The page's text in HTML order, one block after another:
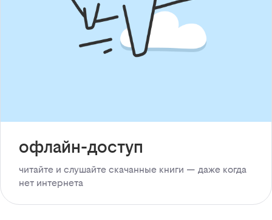
офлайн-доступ
читайте и слушайте скачанные книги — даже когда
нет интернета